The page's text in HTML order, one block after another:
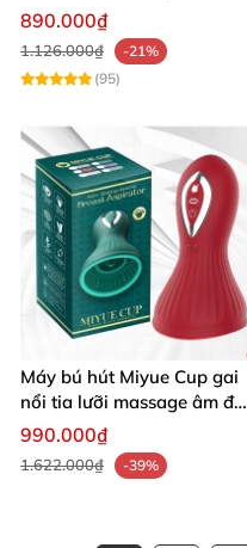
kích thích nữ
890.000₫
1.126.000₫
-21%
(95)
Máy bú hút Miyue Cup gai
nổi tia lưỡi massage âm đạo
ngực
990.000₫
1.622.000₫ -39%